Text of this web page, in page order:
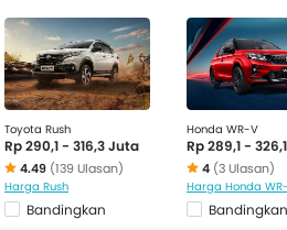
Toyota Rush
Rp 290,1 - 316,3 Juta
4.49 (139 Ulasan)
Harga Rush
Bandingkan
Honda WR-V
Rp 289,1 -
4 (3 Ulasan)
Harga Honda
Bandingkan